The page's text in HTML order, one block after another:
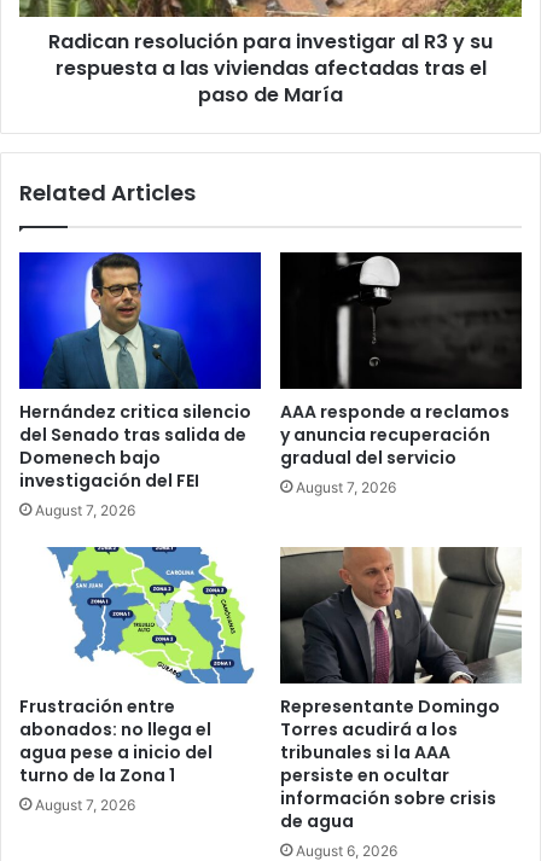
respuesta
tras
paso
Radican resolución para investigar al R3 y su
respuesta a las viviendas afectadas tras el
paso de María
Related Articles
Hernández critica silencio
del Senado tras salida de
Domenech bajo
investigación del FEI
August 7, 2026
AAA responde a reclamos
y anuncia recuperación
gradual del servicio
August 7, 2026
Frustración entre
abonados: no llega el
agua pese a inicio del
turno de la Zona 1
August 7, 2026
Representante Domingo
Torres acudirá a los
tribunales si la AAA
persiste en ocultar
información sobre crisis
de agua
August 6, 2026